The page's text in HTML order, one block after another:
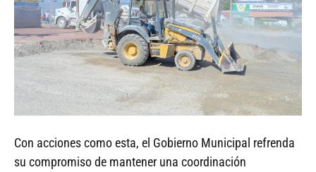
Con acciones como esta, el Gobierno Municipal refrenda
su compromiso de mantener una coordinación